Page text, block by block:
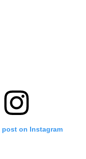
post on Instagram